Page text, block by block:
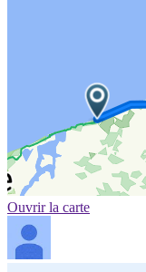
Ouvrir la carte